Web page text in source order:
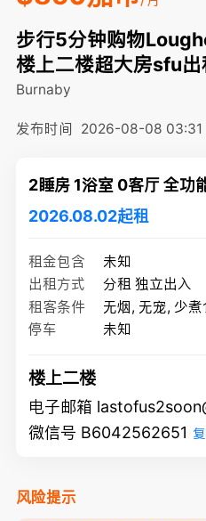
步行5分钟购物
楼上二楼超大房sfu出
Burnaby
发布时间 2026-08-08 03:31
2睡房 1浴室 0客厅 全功
2026.08.02起租
租金包含
未知
出租方式
分租 独立出入
租客条件
无烟, 无宠, 少煮
停车
未知
楼上二楼
电子邮箱
微信号 B6042562651
风险提示